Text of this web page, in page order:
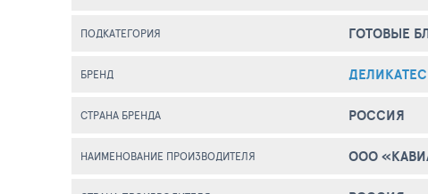
ПОДКАТЕГОРИЯ ГОТОВЫЕ
БРЕНД
СТРАНА БРЕНДА РОССИЯ
НАИМЕНОВАНИЕ ПРОИЗВОДИТЕЛЯ ООО